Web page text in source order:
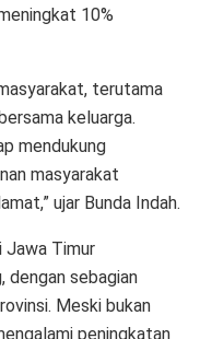
10%
terutama
keluarga.
mendukung
masyarakat
ujar Bunda Indah.
Jawa Timur
dengan sebagian
Meski bukan
peningkatan